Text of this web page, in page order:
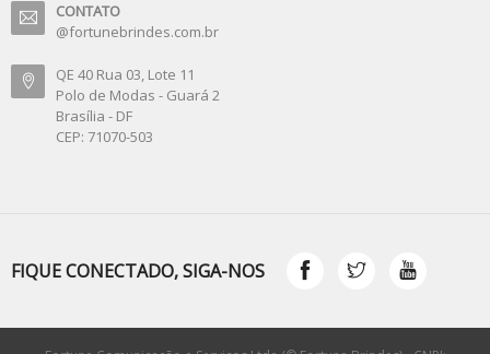
CONTATO
@fortunebrindes.com.br
QE 40 Rua 03, Lote 11
Polo de Modas - Guará 2
Brasília - DF
CEP: 71070-503
FIQUE CONECTADO, SIGA-NOS